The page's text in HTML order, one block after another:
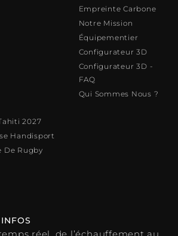
Empreinte Carbone
Notre Mission
Équipementier
Configurateur 3D
Configurateur 3D -
FAQ
Qui Sommes Nous ?
2027
Handisport
De Rugby